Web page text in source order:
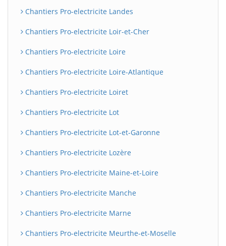
Chantiers Pro-electricite Landes
Chantiers Pro-electricite Loir-et-Cher
Chantiers Pro-electricite Loire
Chantiers Pro-electricite Loire-Atlantique
Chantiers Pro-electricite Loiret
Chantiers Pro-electricite Lot
Chantiers Pro-electricite Lot-et-Garonne
Chantiers Pro-electricite Lozère
Chantiers Pro-electricite Maine-et-Loire
Chantiers Pro-electricite Manche
Chantiers Pro-electricite Marne
Chantiers Pro-electricite Meurthe-et-Moselle